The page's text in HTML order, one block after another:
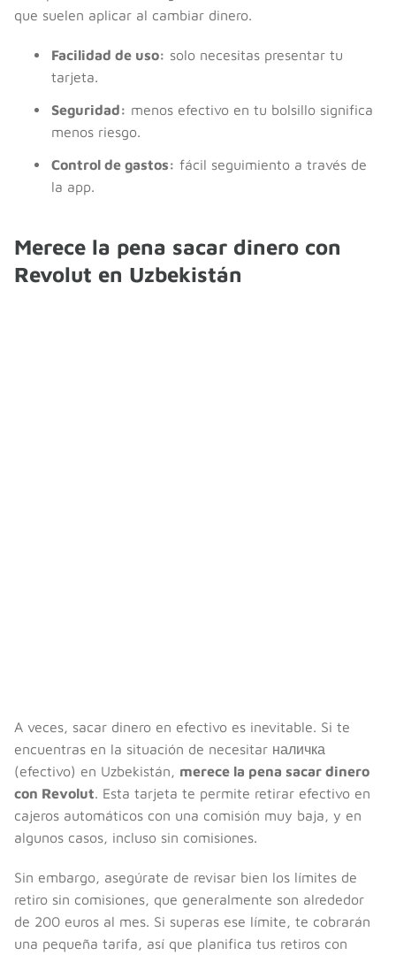
que suelen aplicar al cambiar dinero.
Facilidad de uso: solo necesitas presentar tu
tarjeta.
Seguridad: menos efectivo en tu bolsillo significa
menos riesgo.
Control de gastos: fácil seguimiento a través de
la app.
Merece la pena sacar dinero con
Revolut en Uzbekistán
A veces, sacar dinero en efectivo es inevitable. Si te
encuentras en la situación de necesitar наличка
(efectivo) en Uzbekistán, merece la pena sacar dinero
con Revolut. Esta tarjeta te permite retirar efectivo en
cajeros automáticos con una comisión muy baja, y en
algunos casos, incluso sin comisiones.
Sin embargo, asegúrate de revisar bien los límites de
retiro sin comisiones, que generalmente son alrededor
de 200 euros al mes. Si superas ese límite, te cobrarán
una pequeña tarifa, así que planifica tus retiros con